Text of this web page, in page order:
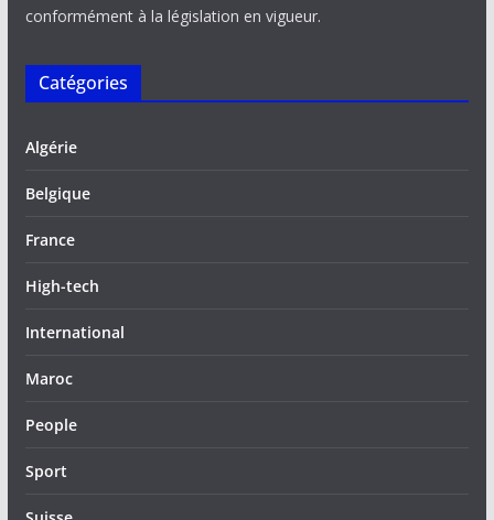
conformément à la législation en vigueur.
Catégories
Algérie
Belgique
France
High-tech
International
Maroc
People
Sport